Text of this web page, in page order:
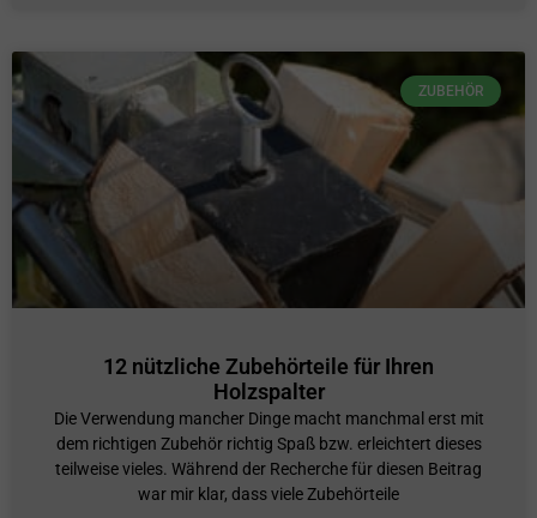
ZUBEHÖR
12 nützliche Zubehörteile für Ihren
Holzspalter
Die Verwendung mancher Dinge macht manchmal erst mit
dem richtigen Zubehör richtig Spaß bzw. erleichtert dieses
teilweise vieles. Während der Recherche für diesen Beitrag
war mir klar, dass viele Zubehörteile